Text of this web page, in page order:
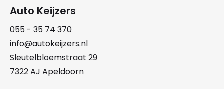
Auto Keijzers
055 - 35 74 370
info@autokeijzers.nl
Sleutelbloemstraat 29
7322 AJ Apeldoorn